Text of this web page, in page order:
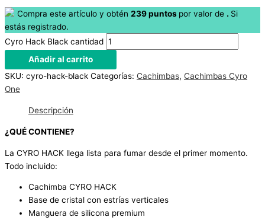
Compra este artículo y obtén 239puntos por valor de . Si
estás registrado.
Cyro Hack Black cantidad
Añadir al carrito
SKU: cyro-hack-black Categorías: Cachimbas, Cachimbas Cyro
One
Descripción
¿QUÉ CONTIENE?
La CYRO HACK llega lista para fumar desde el primer momento.
Todo incluido:
Cachimba CYRO HACK
Base de cristal con estrías verticales
Manguera de silicona premium